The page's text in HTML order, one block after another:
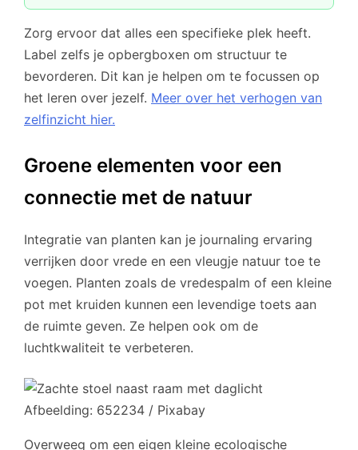
Zorg ervoor dat alles een specifieke plek heeft.
Label zelfs je opbergboxen om structuur te
bevorderen. Dit kan je helpen om te focussen op
het leren over jezelf. Meer over het verhogen van
zelfinzicht hier.
Groene elementen voor een
connectie met de natuur
Integratie van planten kan je journaling ervaring
verrijken door vrede en een vleugje natuur toe te
voegen. Planten zoals de vredespalm of een kleine
pot met kruiden kunnen een levendige toets aan
de ruimte geven. Ze helpen ook om de
luchtkwaliteit te verbeteren.
Afbeelding: 652234 / Pixabay
Overweeg om een eigen kleine ecologische